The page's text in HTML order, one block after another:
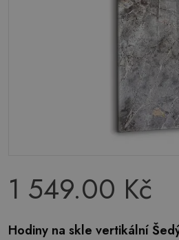
1 549.00 Kč
Hodiny na skle vertikální